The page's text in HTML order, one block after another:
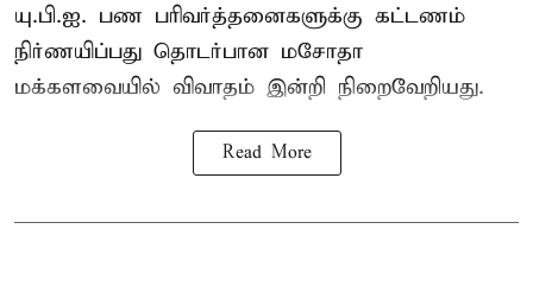
யு.பி.ஐ. பண பரிவர்த்தனைகளுக்கு கட்டணம்
நிர்ணயிப்பது தொடர்பான மசோதா
மக்களவையில் விவாதம் இன்றி நிறைவேறியது.
Read More